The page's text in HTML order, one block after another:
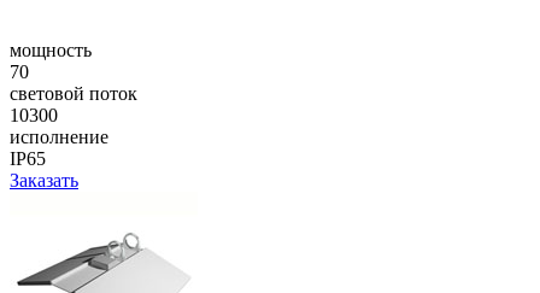
мощность
70
световой поток
10300
исполнение
IP65
Заказать